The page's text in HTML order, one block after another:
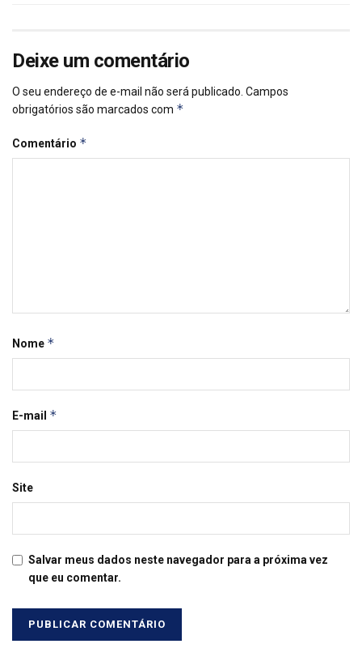
Deixe um comentário
O seu endereço de e-mail não será publicado. Campos
obrigatórios são marcados com *
Comentário *
Nome *
E-mail *
Site
Salvar meus dados neste navegador para a próxima vez
que eu comentar.